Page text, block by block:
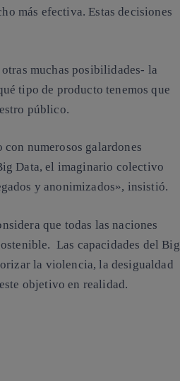
más efectiva. Estas decisiones
muchas posibilidades- la
tipo de producto tenemos que
público.
numerosos galardones
Data, el imaginario colectivo
y anonimizados», insistió.
que todas las naciones
Las capacidades del Big
la violencia, la desigualdad
objetivo en realidad.